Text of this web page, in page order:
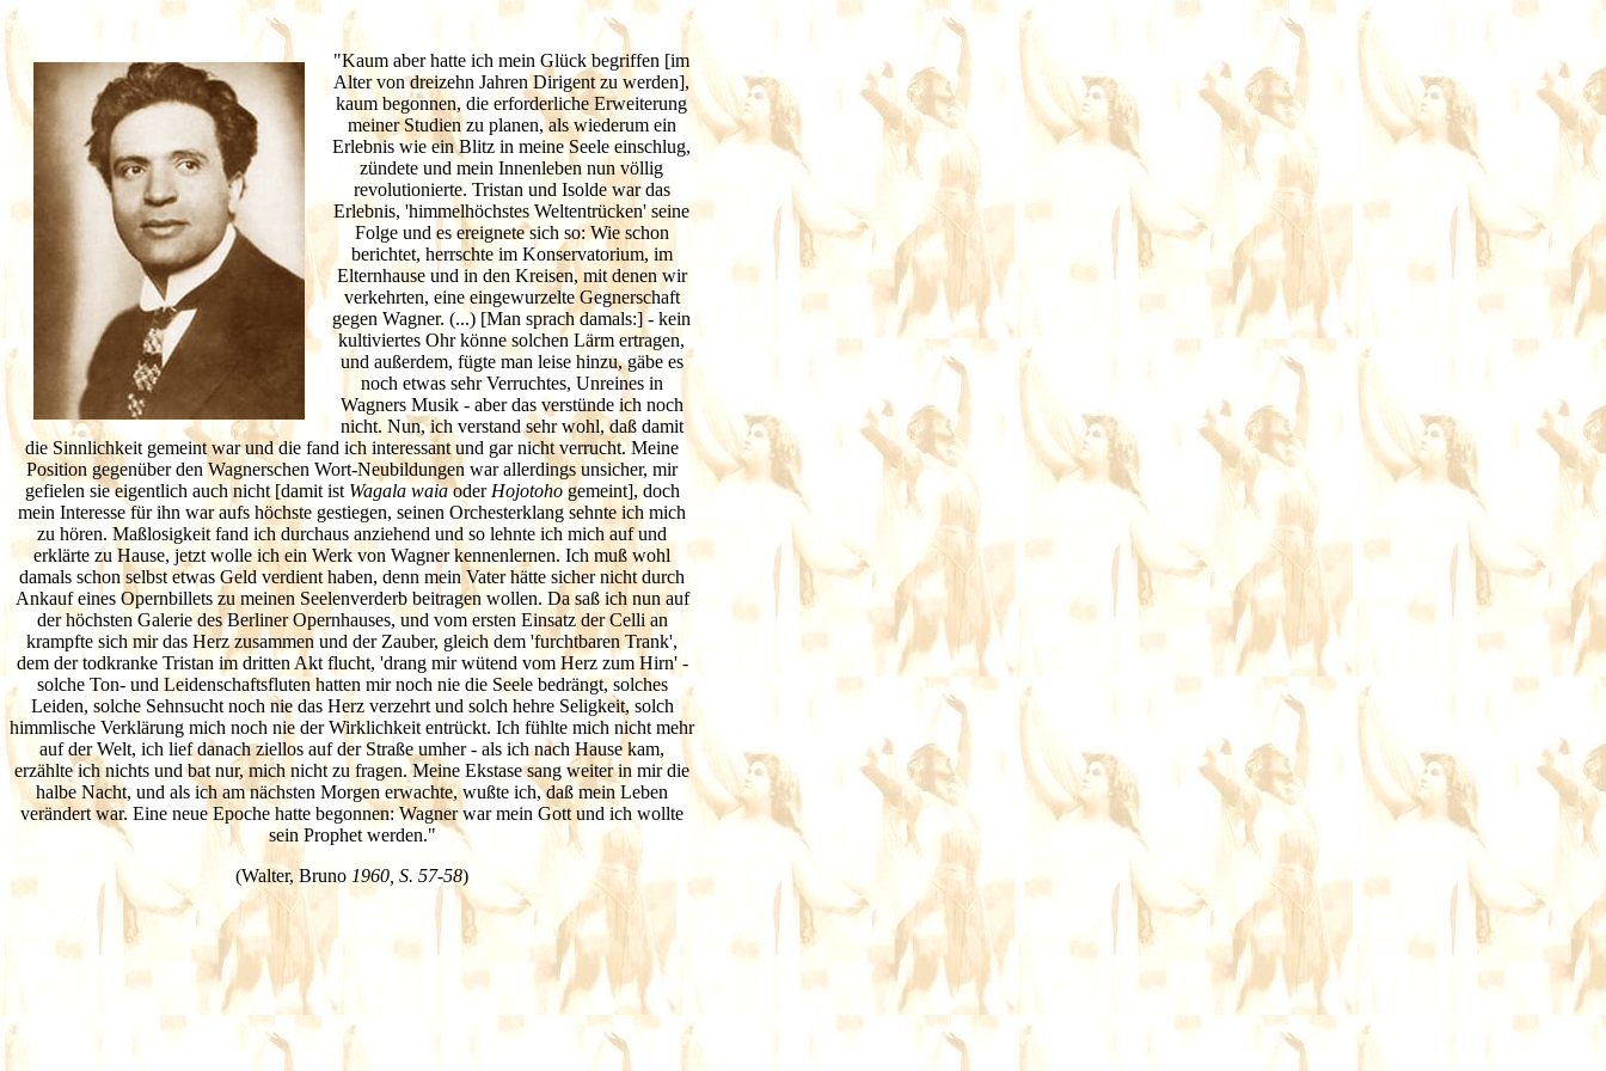
"Kaum aber hatte ich mein Glück begriffen [im
Alter von dreizehn Jahren Dirigent zu werden],
kaum begonnen, die erforderliche Erweiterung
meiner Studien zu planen, als wiederum ein
Erlebnis wie ein Blitz in meine Seele einschlug,
zündete und mein Innenleben nun völlig
revolutionierte. Tristan und Isolde war das
Erlebnis, 'himmelhöchstes Weltentrücken' seine
Folge und es ereignete sich so: Wie schon
berichtet, herrschte im Konservatorium, im
Elternhause und in den Kreisen, mit denen wir
verkehrten, eine eingewurzelte Gegnerschaft
gegen Wagner. (...) [Man sprach damals:] - kein
kultiviertes Ohr könne solchen Lärm ertragen,
und außerdem, fügte man leise hinzu, gäbe es
noch etwas sehr Verruchtes, Unreines in
Wagners Musik - aber das verstünde ich noch
nicht. Nun, ich verstand sehr wohl, daß damit
die Sinnlichkeit gemeint war und die fand ich interessant und gar nicht verrucht. Meine
Position gegenüber den Wagnerschen Wort-Neubildungen war allerdings unsicher, mir
gefielen sie eigentlich auch nicht [damit ist Wagala waiaoder Hojotohogemeint], doch
mein Interesse für ihn war aufs höchste gestiegen, seinen Orchesterklang sehnte ich mich
zu hören. Maßlosigkeit fand ich durchaus anziehend und so lehnte ich mich auf und
erklärte zu Hause, jetzt wolle ich ein Werk von Wagner kennenlernen. Ich muß wohl
damals schon selbst etwas Geld verdient haben, denn mein Vater hätte sicher nicht durch
Ankauf eines Opernbillets zu meinen Seelenverderb beitragen wollen. Da saß ich nun auf
der höchsten Galerie des Berliner Opernhauses, und vom ersten Einsatz der Celli an
krampfte sich mir das Herz zusammen und der Zauber, gleich dem 'furchtbaren Trank',
dem der todkranke Tristan im dritten Akt flucht, 'drang mir wütend vom Herz zum Hirn' -
solche Ton- und Leidenschaftsfluten hatten mir noch nie die Seele bedrängt, solches
Leiden, solche Sehnsucht noch nie das Herz verzehrt und solch hehre Seligkeit, solch
himmlische Verklärung mich noch nie der Wirklichkeit entrückt. Ich fühlte mich nicht mehr
auf der Welt, ich lief danach ziellos auf der Straße umher - als ich nach Hause kam,
erzählte ich nichts und bat nur, mich nicht zu fragen. Meine Ekstase sang weiter in mir die
halbe Nacht, und als ich am nächsten Morgen erwachte, wußte ich, daß mein Leben
verändert war. Eine neue Epoche hatte begonnen: Wagner war mein Gott und ich wollte
sein Prophet werden."
(Walter, Bruno 1960, S. 57-58)